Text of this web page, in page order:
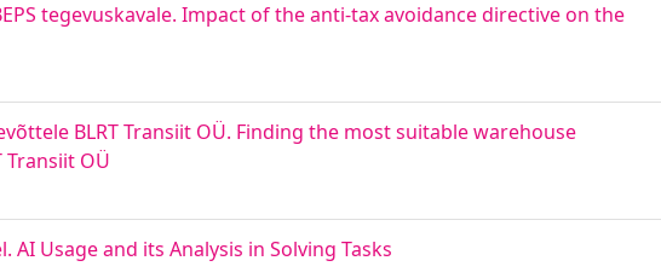
tegevuskavale. Impact of the anti-tax avoidance directive on the
BLRT Transiit OÜ. Finding the most suitable warehouse
OÜ
Usage and its Analysis in Solving Tasks